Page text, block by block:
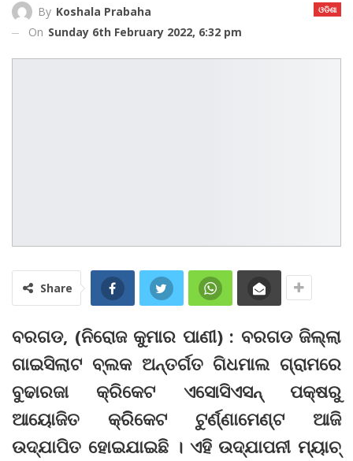
ଓଡିଶା
By Koshala Prabaha
On Sunday 6th February 2022, 6:32 pm
Share
ବରଗଡ, (ନିରୋଜ କୁମାର ପାଣୀ) : ବରଗଡ ଜିଲ୍ଲା
ଗାଇସିଲାଟ ବ୍ଲକ ଅନ୍ତର୍ଗତ ଗିଧମାଲ ଗ୍ରାମରେ
ବୁଢାରଜା କ୍ରିକେଟ ଏସୋସିଏସନ୍‌ ପକ୍ଷରୁ
ଆୟୋଜିତ କ୍ରିିକେଟ ଟୁର୍ଣ୍ଣାମେଣ୍ଟ ଆଜି
ଉଦ୍‌ଯାପିତ ହୋଇଯାଇଛି । ଏହି ଉଦ୍‌ଯାପନୀ ମ୍ୟାଚ୍‌